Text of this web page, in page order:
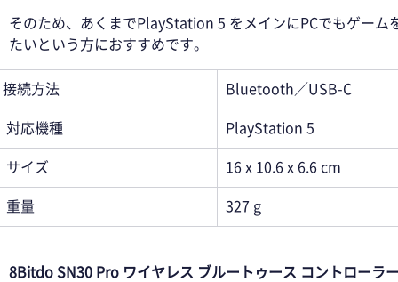
そのため、あくまでPlayStation 5 をメインにPCでもゲーム
たいという方におすすめです。
接続方法 Bluetooth／USB-C
対応機種 PlayStation 5
サイズ 16 x 10.6 x 6.6 cm
重量 327 g
8Bitdo SN30 Pro ワイヤレス ブルートゥース コントローラ